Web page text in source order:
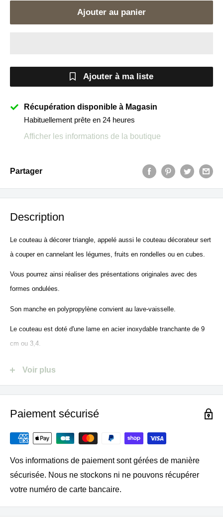
Ajouter au panier
Ajouter à ma liste
Récupération disponible à Magasin
Habituellement prête en 24 heures
Afficher les informations de la boutique
Partager
Description
Le couteau à décorer triangle, appelé aussi le couteau décorateur sert
à couper en cannelant les légumes, fruits en rondelles ou en cubes.
Vous pourrez ainsi réaliser des présentations originales avec des
formes ondulées.
Son manche en polypropylène convient au lave-vaisselle.
Le couteau est doté d'une lame en acier inoxydable tranchante de 9
cm ou 3,4.
Voir plus
Paiement sécurisé
Vos informations de paiement sont gérées de manière
sécurisée. Nous ne stockons ni ne pouvons récupérer
votre numéro de carte bancaire.